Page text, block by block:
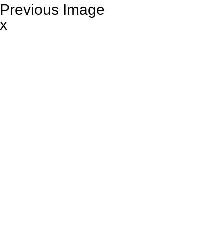
Previous Image
x